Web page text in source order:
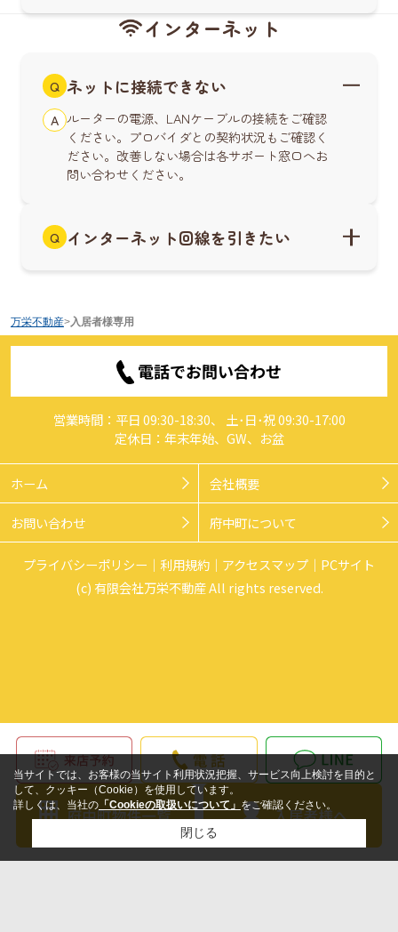
インターネット
Q ネットに接続できない
A ルーターの電源、LANケーブルの接続をご確認
ください。プロバイダとの契約状況もご確認く
ださい。改善しない場合は各サポート窓口へお
問い合わせください。
Q インターネット回線を引きたい
万栄不動産>入居者様専用
電話でお問い合わせ
営業時間：平日 09:30-18:30、 土･日･祝 09:30-17:00
定休日：年末年始、GW、お盆
ホーム 会社概要
お問い合わせ 府中町について
プライバシーポリシー 利用規約 アクセスマップ
PCサイト
(c) 有限会社万栄不動産 All rights reserved.
当サイトでは、お客様の当サイト利用状況把握、サービス向上検討を目的と
して、クッキー（Cookie）を使用しています。
詳しくは、当社の 「Cookieの取扱いについて」 をご確認ください。
閉じる